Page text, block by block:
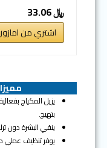
﷼ 33.06
اشتري من
يزيل المكياج
بتهيج.
ينقي البشرة دون
يوفر تنظيف عملي